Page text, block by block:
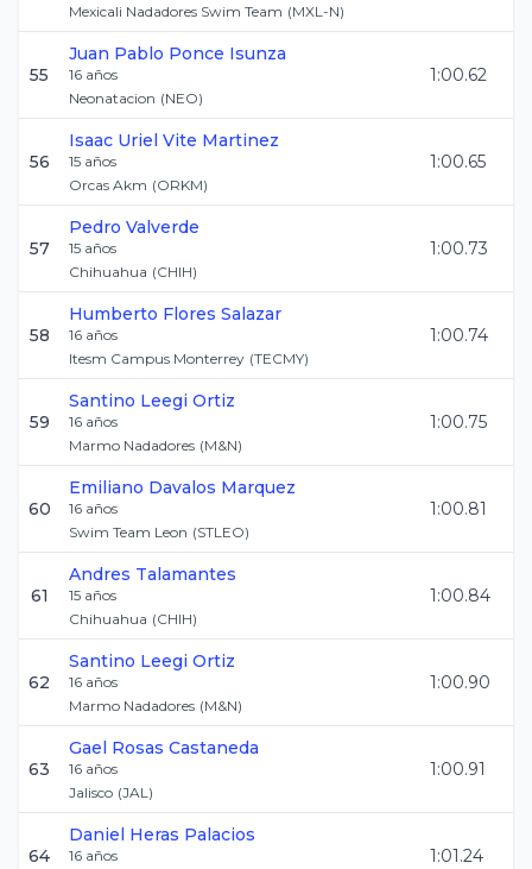
Mexicali Nadadores Swim Team (MXL-N)
55
Juan Pablo Ponce Isunza
16 años
Neonatacion (NEO)
1:00.62
56
Isaac Uriel Vite Martinez
15 años
Orcas Akm (ORKM)
1:00.65
57
Pedro Valverde
15 años
Chihuahua (CHIH)
1:00.73
58
Humberto Flores Salazar
16 años
Itesm Campus Monterrey (TECMY)
1:00.74
59
Santino Leegi Ortiz
16 años
Marmo Nadadores (M&N)
1:00.75
60
Emiliano Davalos Marquez
16 años
Swim Team Leon (STLEO)
1:00.81
61
Andres Talamantes
15 años
Chihuahua (CHIH)
1:00.84
62
Santino Leegi Ortiz
16 años
Marmo Nadadores (M&N)
1:00.90
63
Gael Rosas Castaneda
16 años
Jalisco (JAL)
1:00.91
64
Daniel Heras Palacios
16 años
1:01.24